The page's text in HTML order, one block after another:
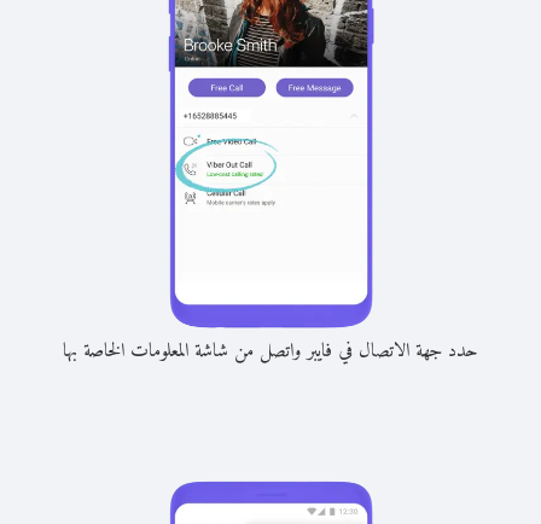
حدد جهة الاتصال في فايبر واتصل من شاشة المعلومات الخاصة بها